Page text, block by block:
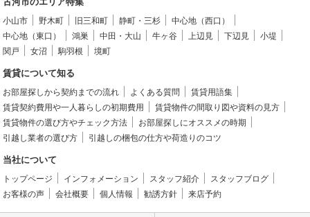
小山市 野木町 旧三和町 静町・三杉
中心地（西口）
中心地（東口）
鴻巣 中田・大山 牛ヶ谷 上辺見 下辺見
小堤
関戸
女沼 駒羽根 境町
賃貸について知る
お部屋探しから契約までの流れ よくある質問
賃貸用語集
賃貸契約費用や一人暮らしの初期費用
賃貸物件の間取り図や資料の見方
賃貸物件の選び方やチェック方法
お部屋探しにオススメの時期
引越し業者の選び方
引越しの梱包の仕方や荷造りのコツ
当社について
トップページ インフォメーション スタッフ紹介
スタッフブログ
お客様の声
会社概要 個人情報 勧誘方針 来店予約